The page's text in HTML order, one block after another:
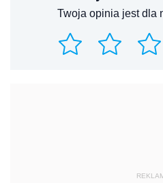
Twoja opinia jest dla